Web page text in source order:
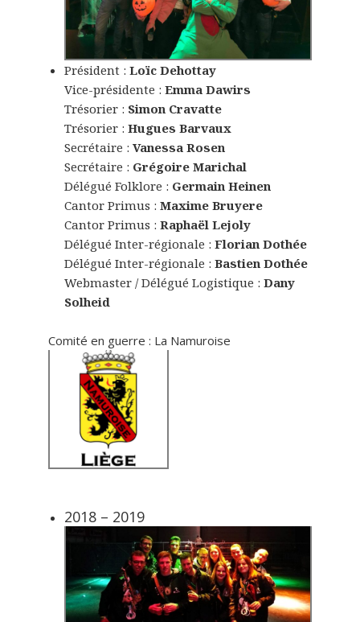
Président : Loïc Dehottay
Vice-présidente : Emma Dawirs
Trésorier : Simon Cravatte
Trésorier : Hugues Barvaux
Secrétaire : Vanessa Rosen
Secrétaire : Grégoire Marichal
Délégué Folklore : Germain Heinen
Cantor Primus : Maxime Bruyere
Cantor Primus : Raphaël Lejoly
Délégué Inter-régionale : Florian Dothée
Délégué Inter-régionale : Bastien Dothée
Webmaster / Délégué Logistique : Dany
Solheid
Comité en guerre : La Namuroise
2018 – 2019